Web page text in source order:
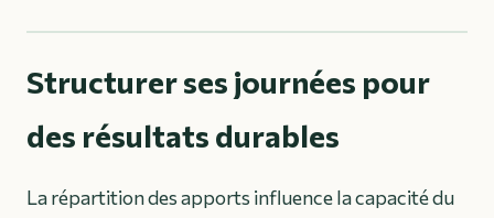
Structurer ses journées pour
des résultats durables
La répartition des apports influence la capacité du